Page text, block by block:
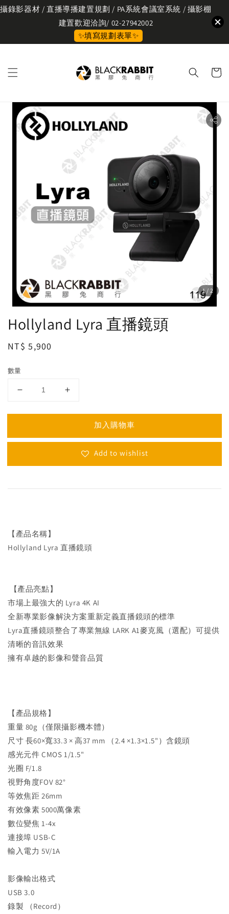
攝錄影器材 / 直播導播建置規劃 / PA系統會議室系統 / 攝影棚
建置歡迎洽詢/ 02-27942002
✨填寫規劃表單✨
1 /2
Hollyland Lyra 直播鏡頭
Regular
NT$ 5,900
數量
加入購物車
Add to wishlist
【產品名稱】
Hollyland Lyra 直播鏡頭
【產品亮點】
市場上最強大的 Lyra 4K AI
全新專業影像解決方案重新定義直播鏡頭的標準
Lyra直播鏡頭整合了專業無線 LARK A1麥克風（選配）可提供
清晰的音訊效果
擁有卓越的影像和聲音品質
【產品規格】
重量 80g（僅限攝影機本體）
尺寸 長60×寬33.3 × 高37 mm （2.4 ×1.3×1.5"）含鏡頭
感光元件 CMOS 1/1.5"
光圈 F/1.8
視野角度FOV 82°
等效焦距 26mm
有效像素 5000萬像素
數位變焦 1-4x
連接埠 USB-C
輸入電力 5V/1A
影像輸出格式
USB 3.0
錄製 （Record）